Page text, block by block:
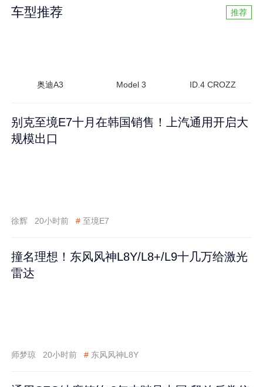
车型推荐 推荐
奥迪A3 Model 3 ID.4 CROZZ
别克至境E7十月在韩国销售！上汽通用开启大
规模出口
徐辉 20小时前 # 至境E7
撞名理想！东风风神L8Y/L8+/L9十几万给激光
雷达
师梦琼 20小时前 # 东风风神L8Y